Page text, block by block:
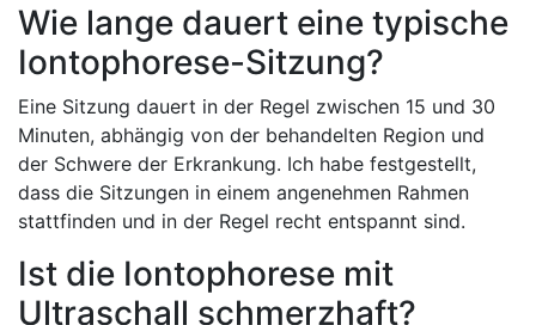
Wie lange dauert eine typische
Iontophorese-Sitzung?
Eine Sitzung dauert in ‍der Regel zwischen 15 und 30
Minuten, abhängig ‌von der‌ behandelten Region und
der Schwere der⁣ Erkrankung. Ich habe ‌festgestellt,
dass die Sitzungen in einem angenehmen ⁣Rahmen
stattfinden und in der Regel recht ⁢entspannt sind.
Ist die Iontophorese mit
Ultraschall schmerzhaft?